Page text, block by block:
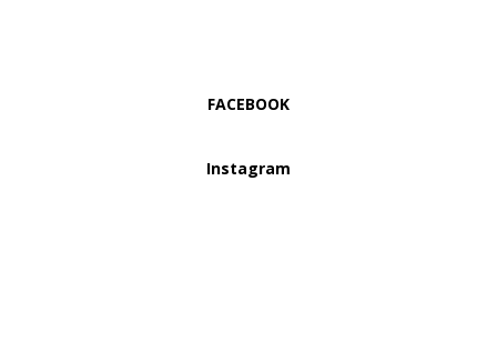
FACEBOOK
Instagram